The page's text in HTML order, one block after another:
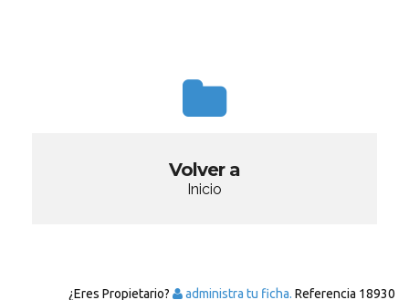
Volver a
Inicio
¿Eres Propietario? administra tu ficha. Referencia 18930